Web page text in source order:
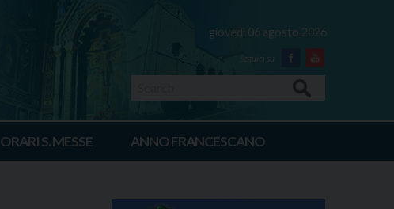
giovedì 06 agosto 2026
Facebook
Youtube
ORARI S. MESSE ANNO FRANCESCANO